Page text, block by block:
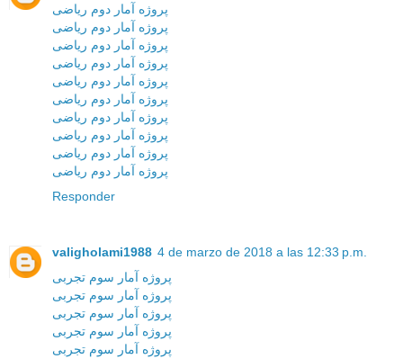
پروژه آمار دوم ریاضی
پروژه آمار دوم ریاضی
پروژه آمار دوم ریاضی
پروژه آمار دوم ریاضی
پروژه آمار دوم ریاضی
پروژه آمار دوم ریاضی
پروژه آمار دوم ریاضی
پروژه آمار دوم ریاضی
پروژه آمار دوم ریاضی
پروژه آمار دوم ریاضی
Responder
valigholami1988 4 de marzo de 2018 a las 12:33 p.m.
پروژه آمار سوم تجربی
پروژه آمار سوم تجربی
پروژه آمار سوم تجربی
پروژه آمار سوم تجربی
پروژه آمار سوم تجربی